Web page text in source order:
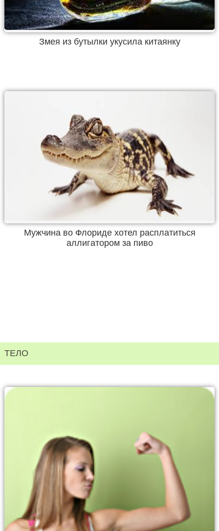
Змея из бутылки укусила китаянку
Мужчина во Флориде хотел расплатиться
аллигатором за пиво
ТЕЛО